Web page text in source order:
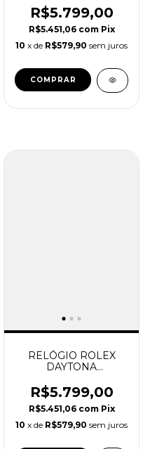
PRETO SUPER C
R$5.799,00
R$5.451,06 com Pix
10 x de R$579,90 sem juros
RELÓGIO ROLEX
DAYTONA
MANS PRETO SUPER
CLONE
R$5.799,00
R$5.451,06 com Pix
10 x de R$579,90 sem juros